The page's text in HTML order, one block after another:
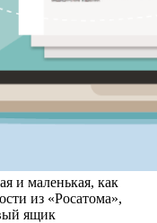
и маленькая, как
из «Росатома»,
ящик